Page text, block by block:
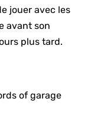
jouer avec les
avant son
plus tard.
of garage